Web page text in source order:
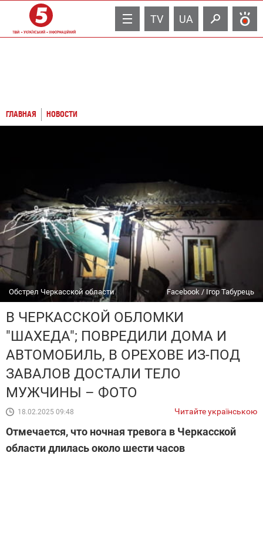
TV UA
ГЛАВНАЯ НОВОСТИ
Обстрел Черкасской области Facebook / Ігор Табурець
В ЧЕРКАССКОЙ ОБЛОМКИ
"ШАХЕДА"; ПОВРЕДИЛИ ДОМА И
АВТОМОБИЛЬ, В ОРЕХОВЕ ИЗ-ПОД
ЗАВАЛОВ ДОСТАЛИ ТЕЛО
МУЖЧИНЫ – ФОТО
18.02.2025 09:48 Читайте українською
Отмечается, что ночная тревога в Черкасской
области длилась около шести часов